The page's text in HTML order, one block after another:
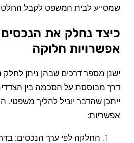
שמסייע לבית המשפט לקבל
כיצד נחלק את הנכסים
אפשרויות חלוקה
ישנן מספר דרכים שבהן ניתן לחלק
דרך מבוססת על הסכמה בין
ייתכן שהדבר יוביל להליך משפטי.
אפשריות:
החלקה לפי ערך הנכסים: